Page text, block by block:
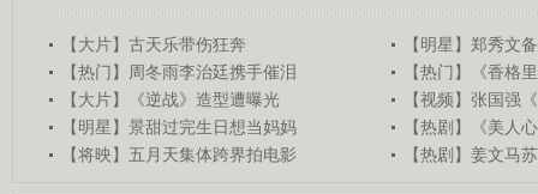
【大片】古天乐带伤狂奔
【明星】郑秀文
【热门】周冬雨李治廷携手催泪
【热门】《香格
【大片】《逆战》造型遭曝光
【视频】张国强
【明星】景甜过完生日想当妈妈
【热剧】《美人
【将映】五月天集体跨界拍电影
【热剧】姜文马